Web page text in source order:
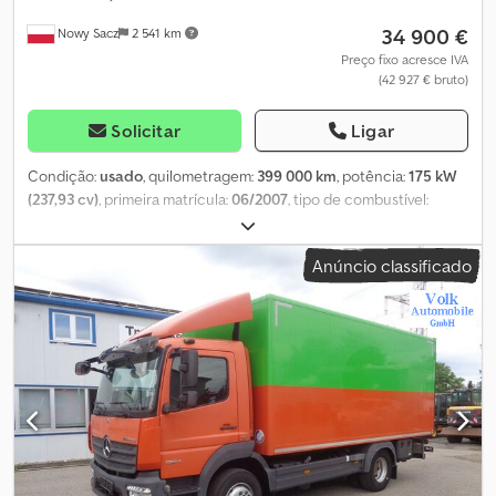
de veículos ----A SUA EQUIPA VTS
Nowy Sacz 2 541 km 34 900 €
Preço fixo acresce IVA
(42 927 € bruto)
Solicitar Ligar
Condição:usado, quilometragem: 399 000 km, potência:175 kW
(237,93 cv), primeira matrícula:06/2007, tipo de combustível:
, configuração de eixo:
laranja, tipo de engrenagem:semi-automático, comprimento do
, largura do espaço de carga:2 050
mm, altura do espaço de carga:400 mm , Ano de fabrico:2007,
Equipamento:ABS, MERCEDES UNIMOG 400 Basculante 2,40 m /
4x4! Importado / SEM ACIDENTES ANO DE FABRICAÇÃO: 2007
QUILOMETRAGEM: 399.000 km EQUIPAMENTOS: - ABS - Fecho
centralizado - Vidros elétricos - Direção assistida Cedpfswl Txqex
Akbjrf - Tacógrafo CAPACIDADE DE CARGA: 6.000 kg PESO
BRUTO TOTAL: 12.500 kg DIMENSÃO DOS PNEUS: 385/65R22,5
SUSPENSÃO: Mola TEL: TEL: KUBA – POLONÊS, INGLÊS, ALEMÃO,
ITALIANO SEBASTIAN – POLONÊS, ALEMÃO, ITALIANO, ?????
Anúncio classificado